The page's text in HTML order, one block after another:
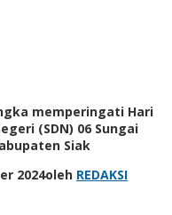
memperingati Hari
(SDN) 06 Sungai
Siak
2024oleh REDAKSI